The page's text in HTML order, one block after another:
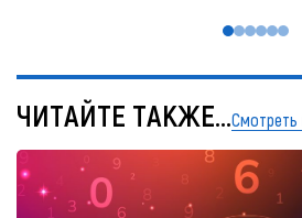
ЧИТАЙТЕ ТАКЖЕ...Смотреть